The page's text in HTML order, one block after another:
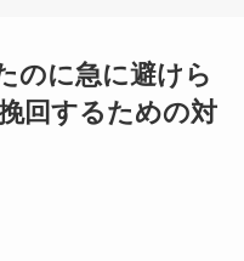
のに急に避けら
回するための対